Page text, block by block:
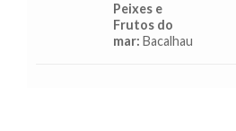
Peixes e
Frutos do
mar: Bacalhau